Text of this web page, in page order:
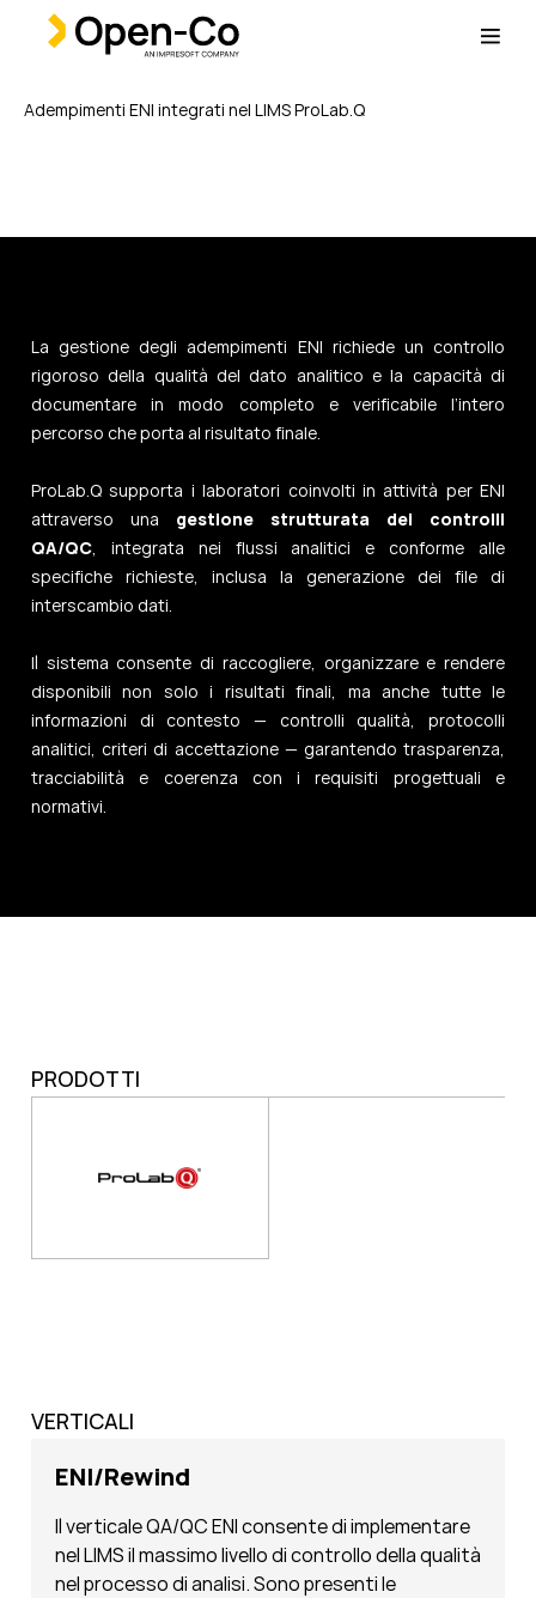
Adempimenti ENI integrati nel LIMS ProLab.Q
La gestione degli adempimenti ENI richiede un controllo
rigoroso della qualità del dato analitico e la capacità di
documentare in modo completo e verificabile l’intero
percorso che porta al risultato finale.
ProLab.Q supporta i laboratori coinvolti in attività per ENI
attraverso una gestione strutturata dei controlli
QA/QC, integrata nei flussi analitici e conforme alle
specifiche richieste, inclusa la generazione dei file di
interscambio dati.
Il sistema consente di raccogliere, organizzare e rendere
disponibili non solo i risultati finali, ma anche tutte le
informazioni di contesto — controlli qualità, protocolli
analitici, criteri di accettazione — garantendo trasparenza,
tracciabilità e coerenza con i requisiti progettuali e
normativi.
PRODOTTI
VERTICALI
ENI/Rewind
Il verticale QA/QC ENI consente di implementare
nel LIMS il massimo livello di controllo della qualità
nel processo di analisi. Sono presenti le